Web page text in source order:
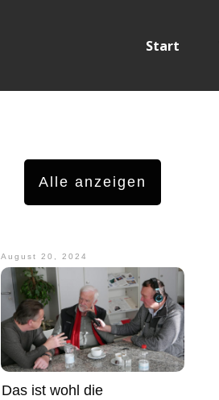
Start
Alle anzeigen
August 20, 2024
Das ist wohl die